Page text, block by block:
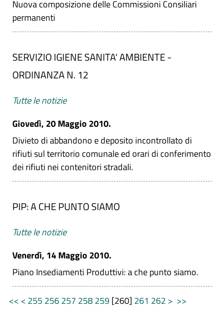
Nuova composizione delle Commissioni Consiliari
permanenti
SERVIZIO IGIENE SANITA' AMBIENTE -
ORDINANZA N. 12
Tutte le notizie
Giovedì, 20 Maggio 2010.
Divieto di abbandono e deposito incontrollato di
rifiuti sul territorio comunale ed orari di conferimento
dei rifiuti nei contenitori stradali.
PIP: A CHE PUNTO SIAMO
Tutte le notizie
Venerdì, 14 Maggio 2010.
Piano Insediamenti Produttivi: a che punto siamo.
<< < 255 256257 258259[260] 261 262 > >>